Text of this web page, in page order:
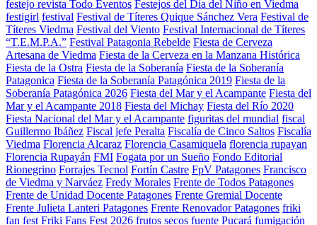
festejo revista Todo Eventos Festejos del Día del Niño en Viedma
festigirl festival Festival de Títeres Quique Sánchez Vera Festival de
Títeres Viedma Festival del Viento Festival Internacional de Títeres
“T.E.M.P.A.” Festival Patagonia Rebelde Fiesta de Cerveza
Artesana de Viedma Fiesta de la Cerveza en la Manzana Histórica
Fiesta de la Ostra Fiesta de la Soberanía Fiesta de la Soberanía
Patagonica Fiesta de la Soberanía Patagónica 2019 Fiesta de la
Soberanía Patagónica 2026 Fiesta del Mar y el Acampante Fiesta del
Mar y el Acampante 2018 Fiesta del Michay Fiesta del Río 2020
Fiesta Nacional del Mar y el Acampante figuritas del mundial fiscal
Guillermo Ibáñez Fiscal jefe Peralta Fiscalía de Cinco Saltos Fiscalía
Viedma Florencia Alcaraz Florencia Casamiquela florencia rupayan
Florencia Rupayán FMI Fogata por un Sueño Fondo Editorial
Rionegrino Forrajes Tecnol Fortín Castre FpV Patagones Francisco
de Viedma y Narváez Fredy Morales Frente de Todos Patagones
Frente de Unidad Docente Patagones Frente Gremial Docente
Frente Julieta Lanteri Patagones Frente Renovador Patagones friki
fan fest Friki Fans Fest 2026 frutos secos fuente Pucará fumigación